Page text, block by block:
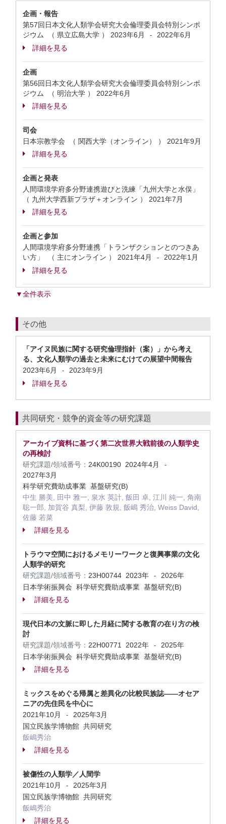
企画・報告
第57回日本文化人類学会研究大会倫理委員会特別シンポ
ジウム （ 県立広島大学 ） 2023年6月 -
2022年6月
詳細を見る
企画
第56回日本文化人類学会研究大会倫理委員会特別シンポ
ジウム （ 明治大学 ） 2022年6月
詳細を見る
司会
日本宗教学会 （ 関西大学（オンライン） ） 2021年9月
詳細を見る
企画と発表
人間環境学府多分野連携遊びと洗練「九州大学と水俣」
（ 九州大学西新プラザ＋オンライン ） 2021年7月
詳細を見る
企画と参加
人間環境学府多分野連携「トランザクションとのつきあ
い方」 （ 主にオンライン ） 2021年4月 -
2022年1月
詳細を見る
▼全件表示
その他
「アイヌ民族に関する研究倫理指針（案）」から考え
る、文化人類学の過去と未来にむけての展望中間報告
2023年6月
-
2023年9月
詳細を見る
共同研究・競争的資金等の研究課題
アーカイブ資料に基づく第二次世界大戦前後の人類学史
の再検討
研究課題/領域番号： 24K00190 2024年4月 -
2027年3月
科学研究費助成事業 基盤研究(B)
中生 勝美, 田中 雅一, 泉水 英計, 飯田 卓, 江川 純一, 角南
聡一郎, 加賀谷 真梨, 伊藤 敦規, 飯嶋 秀治, Weiss David,
佐藤 若菜
詳細を見る
トラウマ空間におけるメモリーワークと復興事業の文化
人類学的研究
研究課題/領域番号： 23H00744 2023年 -
2026年
日本学術振興会 科学研究費助成事業 基盤研究(B)
詳細を見る
現代日本の文脈に即した月経に関する教育の在り方の検
討
研究課題/領域番号： 22H00771 2022年 -
2025年
日本学術振興会 科学研究費助成事業 基盤研究(B)
詳細を見る
ミックスをめぐる帰属と差異化の比較民族誌――オセア
ニアの先住民を中心に
2021年10月
-
2025年3月
国立民族学博物館 共同研究
飯嶋秀治
詳細を見る
被傷性の人類学／人間学
2021年10月
-
2025年3月
国立民族学博物館 共同研究
飯嶋秀治
詳細を見る